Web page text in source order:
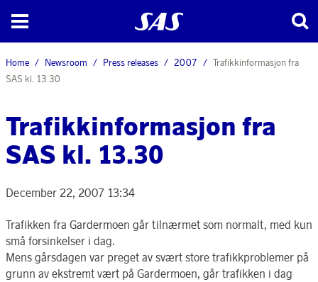
Home Newsroom Press releases 2007
Trafikkinformasjon fra
SAS kl. 13.30
Trafikkinformasjon fra
SAS kl. 13.30
December 22, 2007 13:34
Trafikken fra Gardermoen går tilnærmet som normalt, med kun
små forsinkelser i dag.
Mens gårsdagen var preget av svært store trafikkproblemer på
grunn av ekstremt vært på Gardermoen, går trafikken i dag